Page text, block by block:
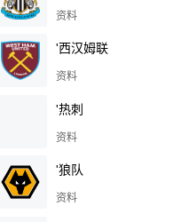
资料
'西汉姆联
资料
'热刺
资料
'狼队
资料